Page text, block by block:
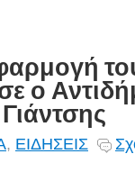
ο
, ΕΙΔΗΣΕΙΣ